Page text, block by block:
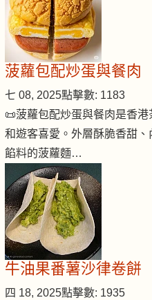
菠蘿包配炒蛋與餐肉
七 08, 2025點擊數: 1183
📜菠蘿包配炒蛋與餐肉是香
和遊客喜愛。外層酥脆香甜
餡料的菠蘿麵…
牛油果番薯沙律卷餅
四 18, 2025點擊數: 1935